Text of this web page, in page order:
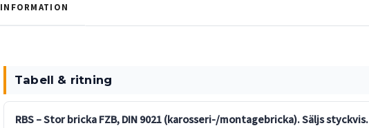
INFORMATION
Tabell & ritning
RBS – Stor bricka FZB, DIN 9021 (karosseri-/montagebricka).Säljs styckvis.